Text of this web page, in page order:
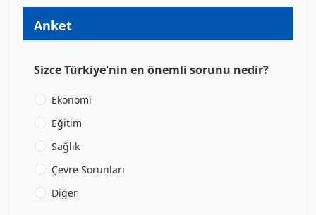
Anket
Sizce Türkiye'nin en önemli sorunu nedir?
Ekonomi
Eğitim
Sağlık
Çevre Sorunları
Diğer